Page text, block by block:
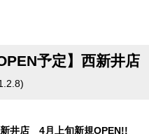
OPEN予定】西新井
)
井店 4月上旬新規OPEN!!